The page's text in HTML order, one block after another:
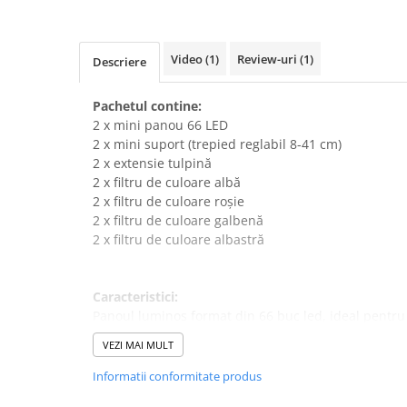
Descriere Video(1) Review-uri (1)
Pachetul contine:
2 x mini panou 66 LED
2 x mini suport (trepied reglabil 8-41 cm)
2 x extensie tulpină
2 x filtru de culoare albă
2 x filtru de culoare roșie
2 x filtru de culoare galbenă
2 x filtru de culoare albastră
Caracteristici:
superioară.
Luminozitatea poate fi ajustată de la 10% la 100%,
lumină suplimentară pentru a face fotografii, a
VEZI MAI MULT
Informatii conformitate produs